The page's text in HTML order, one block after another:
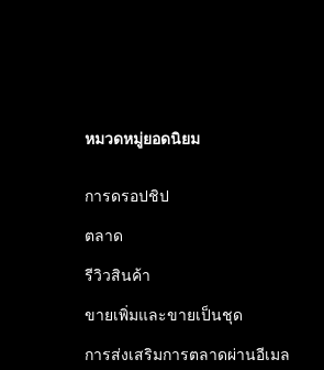
หมวดหมู่ยอดนิยม
การดรอปชิป
ตลาด
รีวิวสินค้า
ขายเพิ่มและขายเป็นชุด
การส่งเสริมการตลาดผ่านอีเมล